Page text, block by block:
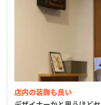
店内の装飾も良い